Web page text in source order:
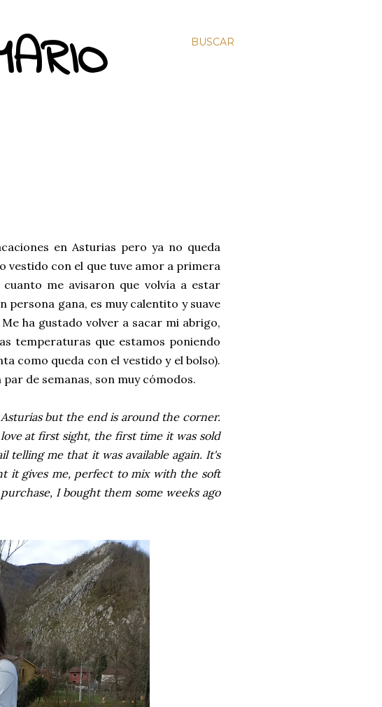
BUSCAR
en Asturias pero ya no queda
vestido con el que tuve amor a primera
me avisaron que volvía a estar
gana, es muy calentito y suave
ha gustado volver a sacar mi abrigo,
temperaturas que estamos poniendo
como queda con el vestido y el bolso).
de semanas, son muy cómodos.
but the end is around the corner.
at first sight, the first time it was sold
telling me that it was available again. It's
it gives me, perfect to mix with the soft
I bought them some weeks ago